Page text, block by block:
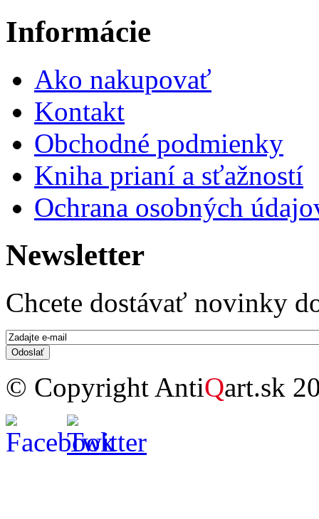
Informácie
Ako nakupovať
Kontakt
Obchodné podmienky
Kniha prianí a sťažností
Ochrana osobných
Newsletter
Chcete dostávať novinky
E-mail*
© Copyright AntiQart.sk